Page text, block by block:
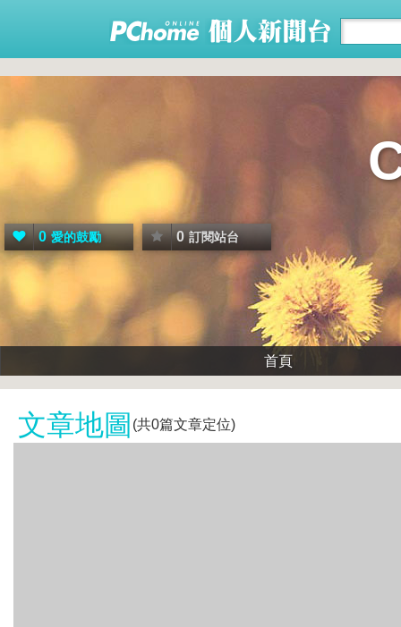
0 愛的鼓勵 0 訂閱站台
首頁
文章地圖 (共0篇文章定位)